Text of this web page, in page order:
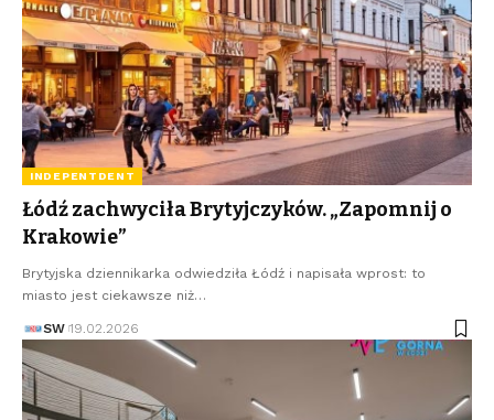
INDEPENTDENT
Łódź zachwyciła Brytyjczyków. „Zapomnij o
Krakowie”
Brytyjska dziennikarka odwiedziła Łódź i napisała wprost: to
miasto jest ciekawsze niż…
SW 19.02.2026